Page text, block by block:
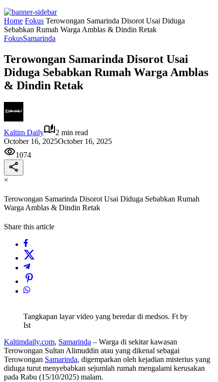
Home Fokus Terowongan Samarinda Disorot Usai Diduga
Sebabkan Rumah Warga Amblas & Dindin Retak
FokusSamarinda
Terowongan Samarinda Disorot Usai
Diduga Sebabkan Rumah Warga Amblas
& Dindin Retak
Kaltim Daily
2 min read
October 16, 2025October 16, 2025
1074
×
Terowongan Samarinda Disorot Usai Diduga Sebabkan Rumah
Warga Amblas & Dindin Retak
Share this article
Tangkapan layar video yang beredar di medsos. Ft by
Ist
Kaltimdaily.com, Samarinda – Warga di sekitar kawasan
Terowongan Sultan Alimuddin atau yang dikenal sebagai
Terowongan Samarinda, digemparkan oleh kejadian misterius yang
diduga turut menyebabkan sejumlah rumah mengalami kerusakan
pada Rabu (15/10/2025) malam.